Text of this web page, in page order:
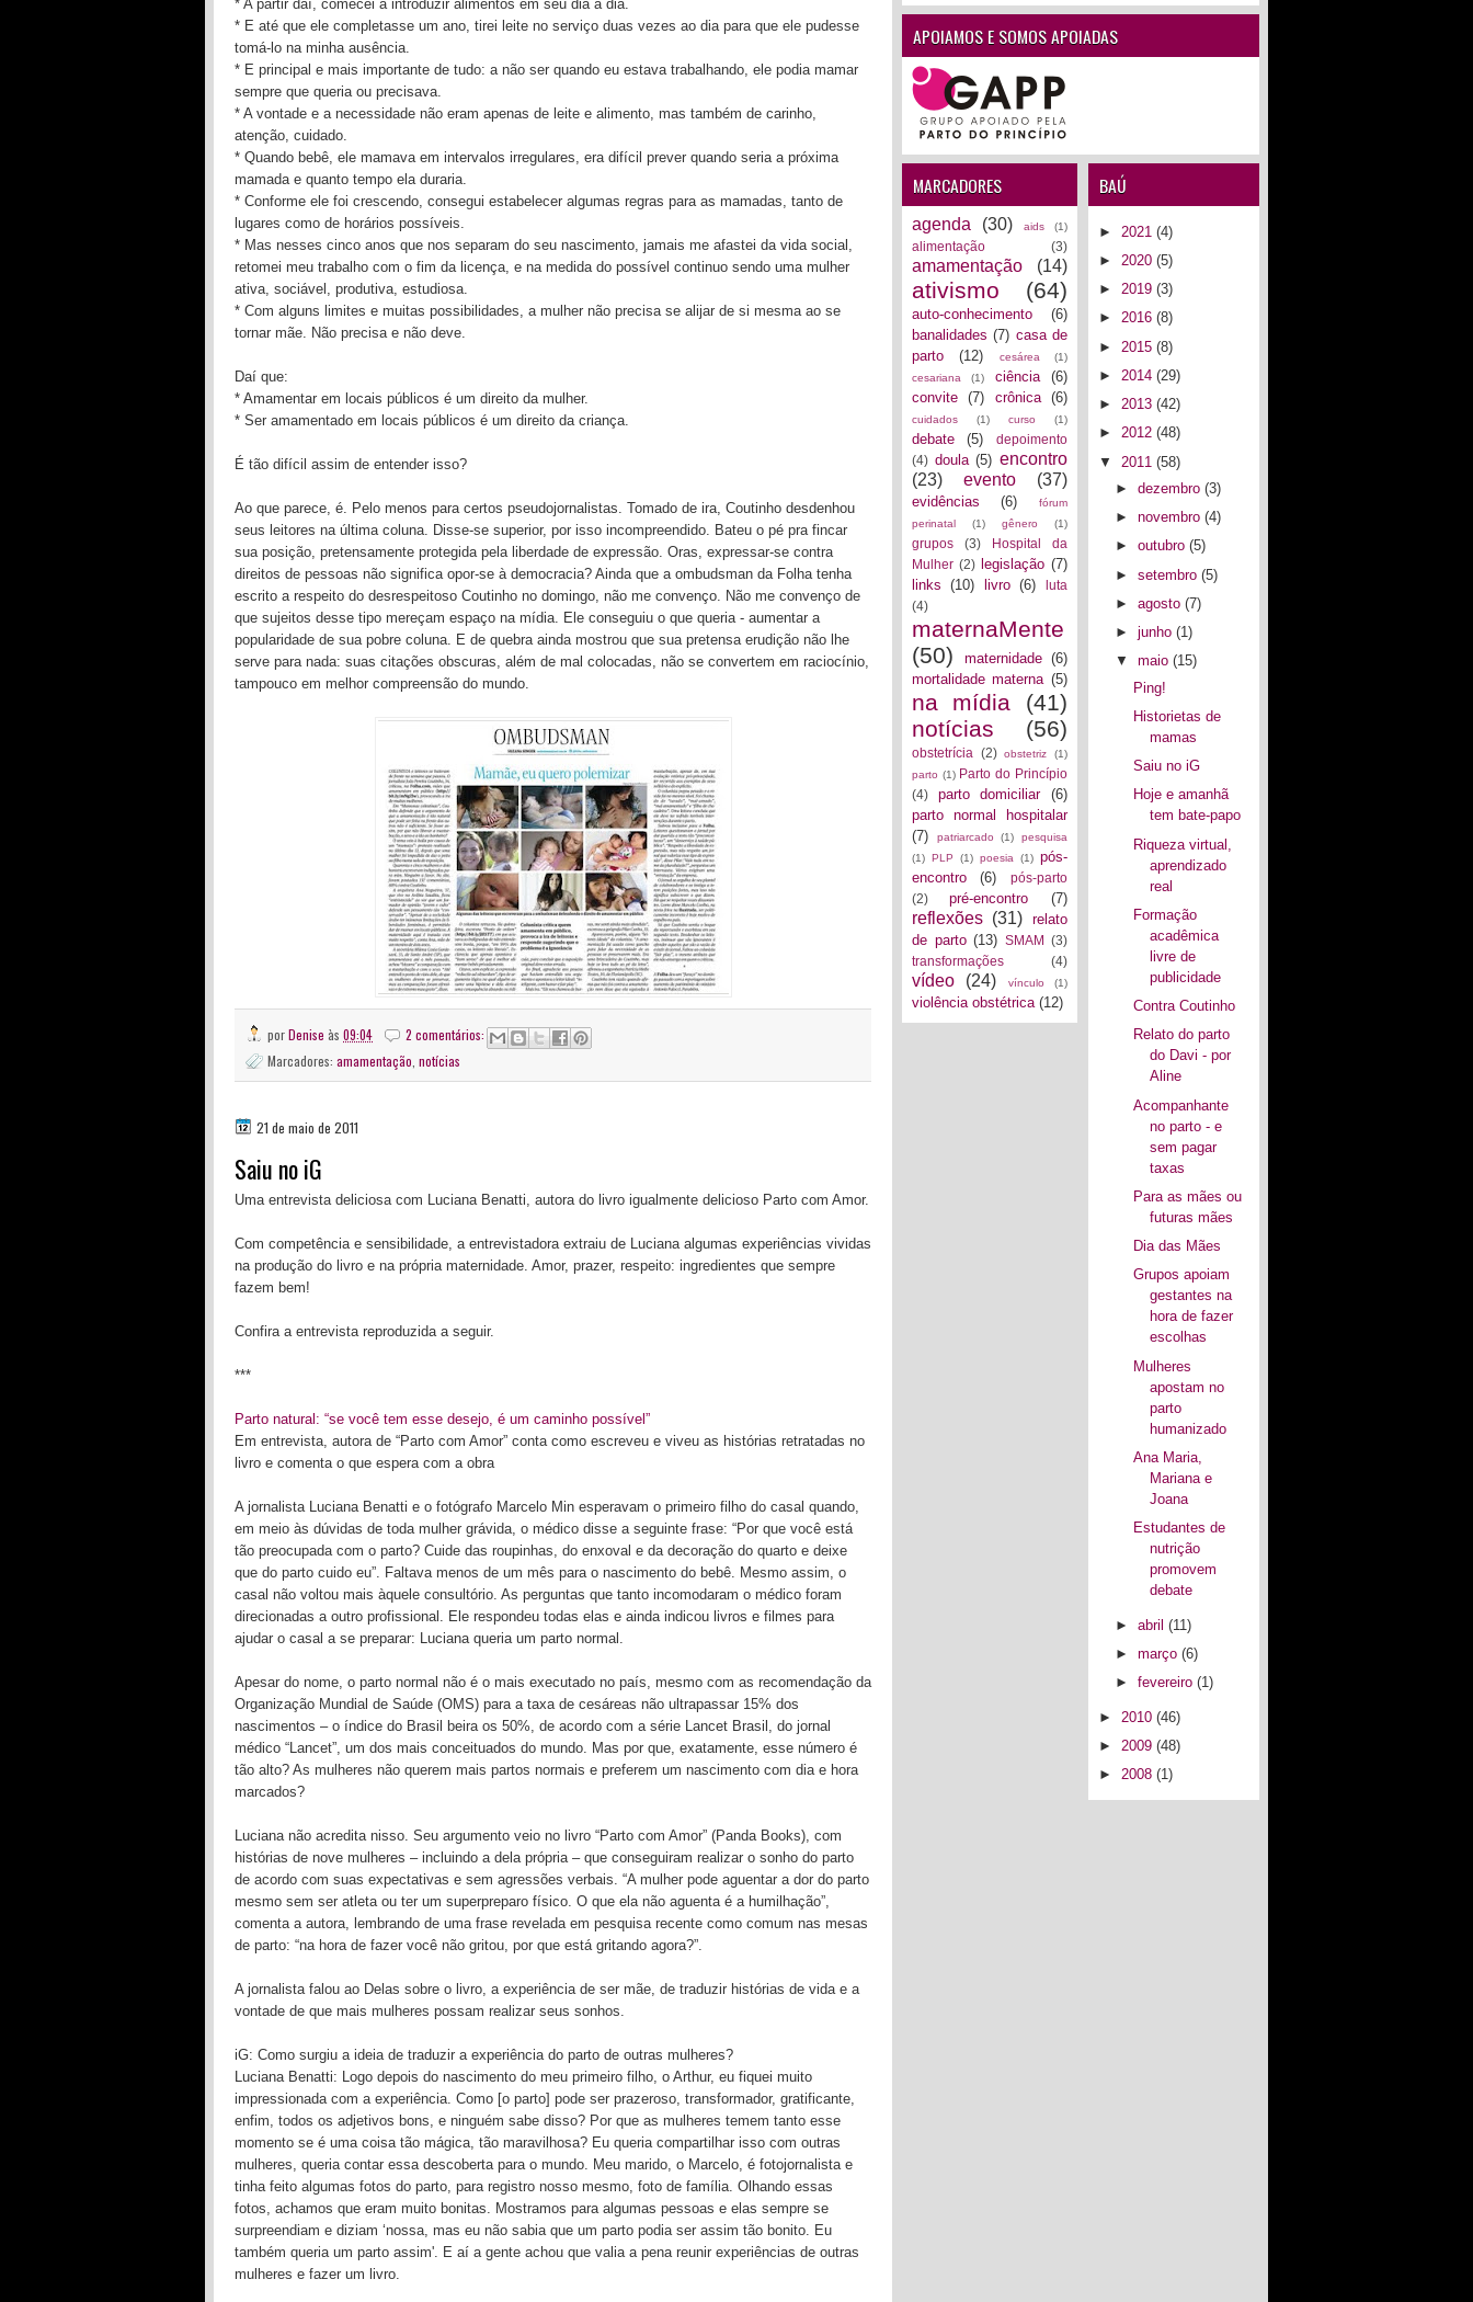
* A partir daí, comecei a introduzir alimentos em seu dia a dia.
* E até que ele completasse um ano, tirei leite no serviço duas vezes ao dia para que ele pudesse
tomá-lo na minha ausência.
* E principal e mais importante de tudo: a não ser quando eu estava trabalhando, ele podia mamar
sempre que queria ou precisava.
* A vontade e a necessidade não eram apenas de leite e alimento, mas também de carinho,
atenção, cuidado.
* Quando bebê, ele mamava em intervalos irregulares, era difícil prever quando seria a próxima
mamada e quanto tempo ela duraria.
* Conforme ele foi crescendo, consegui estabelecer algumas regras para as mamadas, tanto de
lugares como de horários possíveis.
* Mas nesses cinco anos que nos separam do seu nascimento, jamais me afastei da vida social,
retomei meu trabalho com o fim da licença, e na medida do possível continuo sendo uma mulher
ativa, sociável, produtiva, estudiosa.
* Com alguns limites e muitas possibilidades, a mulher não precisa se alijar de si mesma ao se
tornar mãe. Não precisa e não deve.
Daí que:
* Amamentar em locais públicos é um direito da mulher.
* Ser amamentado em locais públicos é um direito da criança.
É tão difícil assim de entender isso?
Ao que parece, é. Pelo menos para certos pseudojornalistas. Tomado de ira, Coutinho desdenhou
seus leitores na última coluna. Disse-se superior, por isso incompreendido. Bateu o pé pra fincar
sua posição, pretensamente protegida pela liberdade de expressão. Oras, expressar-se contra
direitos de pessoas não significa opor-se à democracia? Ainda que a ombudsman da Folha tenha
escrito a respeito do desrespeitoso Coutinho no domingo, não me convenço. Não me convenço de
que sujeitos desse tipo mereçam espaço na mídia. Ele conseguiu o que queria - aumentar a
popularidade de sua pobre coluna. E de quebra ainda mostrou que sua pretensa erudição não lhe
serve para nada: suas citações obscuras, além de mal colocadas, não se convertem em raciocínio,
tampouco em melhor compreensão do mundo.
porDenise às 09:04
2 comentários:
Marcadores: amamentação notícias
21 de maio de 2011
Saiu no iG
Uma entrevista deliciosa com Luciana Benatti, autora do livro igualmente delicioso Parto com Amor.
Com competência e sensibilidade, a entrevistadora extraiu de Luciana algumas experiências vividas
na produção do livro e na própria maternidade. Amor, prazer, respeito: ingredientes que sempre
fazem bem!
Confira a entrevista reproduzida a seguir.
***
Parto natural: “se você tem esse desejo, é um caminho possível”
Em entrevista, autora de “Parto com Amor” conta como escreveu e viveu as histórias retratadas no
livro e comenta o que espera com a obra
A jornalista Luciana Benatti e o fotógrafo Marcelo Min esperavam o primeiro filho do casal quando,
em meio às dúvidas de toda mulher grávida, o médico disse a seguinte frase: “Por que você está
tão preocupada com o parto? Cuide das roupinhas, do enxoval e da decoração do quarto e deixe
que do parto cuido eu”. Faltava menos de um mês para o nascimento do bebê. Mesmo assim, o
casal não voltou mais àquele consultório. As perguntas que tanto incomodaram o médico foram
direcionadas a outro profissional. Ele respondeu todas elas e ainda indicou livros e filmes para
ajudar o casal a se preparar: Luciana queria um parto normal.
Apesar do nome, o parto normal não é o mais executado no país, mesmo com as recomendação da
Organização Mundial de Saúde (OMS) para a taxa de cesáreas não ultrapassar 15% dos
nascimentos – o índice do Brasil beira os 50%, de acordo com a série Lancet Brasil, do jornal
médico “Lancet”, um dos mais conceituados do mundo. Mas por que, exatamente, esse número é
tão alto? As mulheres não querem mais partos normais e preferem um nascimento com dia e hora
marcados?
Luciana não acredita nisso. Seu argumento veio no livro “Parto com Amor” (Panda Books), com
histórias de nove mulheres – incluindo a dela própria – que conseguiram realizar o sonho do parto
de acordo com suas expectativas e sem agressões verbais. “A mulher pode aguentar a dor do parto
mesmo sem ser atleta ou ter um superpreparo físico. O que ela não aguenta é a humilhação”,
comenta a autora, lembrando de uma frase revelada em pesquisa recente como comum nas mesas
de parto: “na hora de fazer você não gritou, por que está gritando agora?”.
A jornalista falou ao Delas sobre o livro, a experiência de ser mãe, de traduzir histórias de vida e a
vontade de que mais mulheres possam realizar seus sonhos.
iG: Como surgiu a ideia de traduzir a experiência do parto de outras mulheres?
Luciana Benatti: Logo depois do nascimento do meu primeiro filho, o Arthur, eu fiquei muito
impressionada com a experiência. Como [o parto] pode ser prazeroso, transformador, gratificante,
enfim, todos os adjetivos bons, e ninguém sabe disso? Por que as mulheres temem tanto esse
momento se é uma coisa tão mágica, tão maravilhosa? Eu queria compartilhar isso com outras
mulheres, queria contar essa descoberta para o mundo. Meu marido, o Marcelo, é fotojornalista e
tinha feito algumas fotos do parto, para registro nosso mesmo, foto de família. Olhando essas
fotos, achamos que eram muito bonitas. Mostramos para algumas pessoas e elas sempre se
surpreendiam e diziam ‘nossa, mas eu não sabia que um parto podia ser assim tão bonito. Eu
também queria um parto assim'. E aí a gente achou que valia a pena reunir experiências de outras
mulheres e fazer um livro.
APOIAMOS E SOMOS APOIADAS
MARCADORES
agenda (30) aids (1)
alimentação (3)
amamentação (14)
ativismo (64)
auto-conhecimento
(6)
banalidades (7) casa de
parto
(12) cesárea
(1)
cesariana
(1) ciência
(6)
convite
(7) crônica (6)
cuidados (1) curso (1)
debate (5)
depoimento
(4) doula (5) encontro
(23)
evento (37)
evidências (6)
fórum
perinatal
(1) gênero (1)
grupos (3)
Hospital da
Mulher (2) legislação (7)
links
(10) livro (6)
luta
(4)
maternaMente
(50)
maternidade (6)
mortalidade materna (5)
na mídia
(41)
notícias
(56)
obstetrícia (2) obstetriz
(1)
parto (1) Parto do Princípio
(4)
parto domiciliar
(6)
parto normal hospitalar
(7)
patriarcado (1)
pesquisa
(1) PLP (1) poesia (1) pós-
encontro
(6)
pós-parto
(2)
pré-encontro (7)
reflexões (31) relato
de parto (13) SMAM
(3)
transformações
(4)
vídeo (24) vínculo (1)
violência obstétrica (12)
BAÚ
► 2021 (4)
► 2020 (5)
► 2019 (3)
► 2016 (8)
► 2015 (8)
► 2014 (29)
► 2013 (42)
► 2012 (48)
▼ 2011 (58)
►dezembro(3)
►novembro(4)
►outubro(5)
►setembro(5)
►agosto(7)
►junho(1)
▼maio(15)
Ping!
Historietas de
mamas
Saiu no iG
Hoje e amanhã
tem bate-papo
Riqueza virtual,
aprendizado
real
Formação
acadêmica
livre de
publicidade
Contra Coutinho
Relato do parto
do Davi - por
Aline
Acompanhante
no parto - e
sem pagar
taxas
Para as mães ou
futuras mães
Dia das Mães
Grupos apoiam
gestantes na
hora de fazer
escolhas
Mulheres
apostam no
parto
humanizado
Ana Maria,
Mariana e
Joana
Estudantes de
nutrição
promovem
debate
►abril(11)
►março(6)
►fevereiro(1)
► 2010 (46)
► 2009 (48)
► 2008 (1)